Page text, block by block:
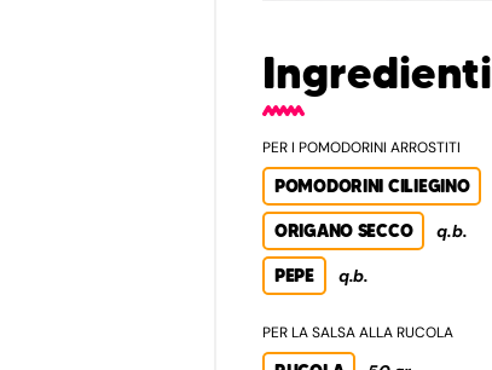
Ingredienti
PER I POMODORINI ARROSTITI
POMODORINI CILIEGINO
ORIGANO SECCO q.b.
PEPE q.b.
PER LA SALSA ALLA RUCOLA